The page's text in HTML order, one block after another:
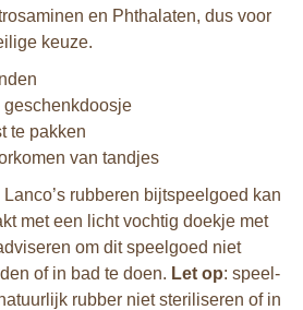
en Phthalaten, dus voor
keuze.
te pakken
van tandjes
Lanco’s rubberen bijtspeelgoed kan
met een licht vochtig doekje met
om dit speelgoed niet
of in bad te doen. Let op: speel-
rubber niet steriliseren of in